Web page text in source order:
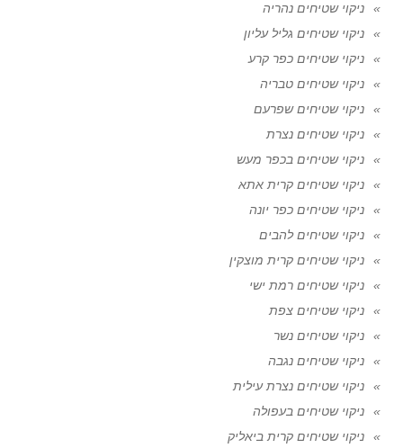
ניקוי שטיחים נהריה
ניקוי שטיחים גליל עליון
ניקוי שטיחים כפר קרע
ניקוי שטיחים טבריה
ניקוי שטיחים שפרעם
ניקוי שטיחים נצרת
ניקוי שטיחים בכפר מעש
ניקוי שטיחים קרית אתא
ניקוי שטיחים כפר יונה
ניקוי שטיחים להבים
ניקוי שטיחים קרית מוצקין
ניקוי שטיחים רמת ישי
ניקוי שטיחים צפת
ניקוי שטיחים נשר
ניקוי שטיחים נגבה
ניקוי שטיחים נצרת עילית
ניקוי שטיחים בעפולה
ניקוי שטיחים קרית ביאליק